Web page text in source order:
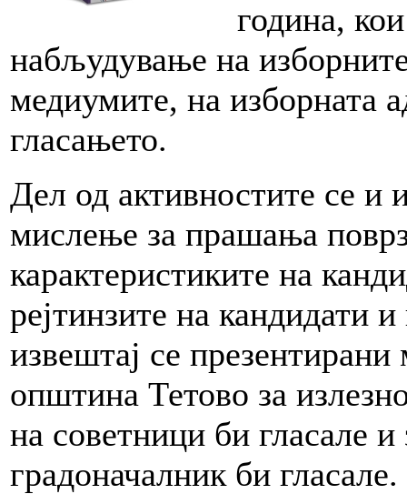
година,
набљудување на
медиумите, на изборната
гласањето.
Дел од активностите се и
мислење за прашања
карактеристиките на
рејтинзите на кандидати
извештај се
општина Тетово за
на советници би гласале и
градоначалник би гласале.